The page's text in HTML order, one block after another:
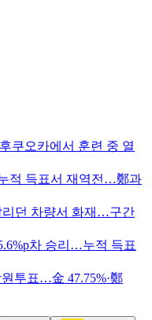
쿠오카에서 훈련 중 열
적 득표서 재역전…鄭과
리던 차량서 화재…구간
차 승리…누적 득표
투표…金 47.75%·鄭